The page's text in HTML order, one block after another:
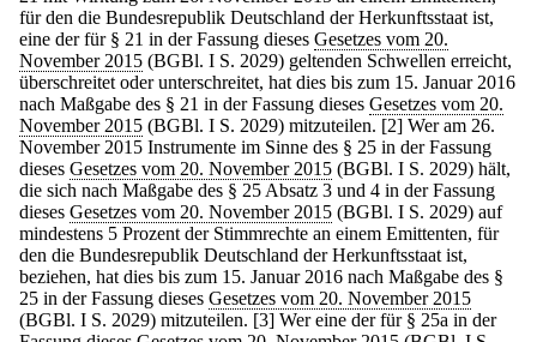
für den die Bundesrepublik Deutschland der Herkunftsstaat ist,
eine der für § 21 in der Fassung dieses Gesetzes vom 20.
November 2015 (BGBl. I S. 2029) geltenden Schwellen erreicht,
überschreitet oder unterschreitet, hat dies bis zum 15. Januar 2016
nach Maßgabe des § 21 in der Fassung dieses Gesetzes vom 20.
November 2015 (BGBl. I S. 2029) mitzuteilen. [2] Wer am 26.
November 2015 Instrumente im Sinne des § 25 in der Fassung
dieses Gesetzes vom 20. November 2015 (BGBl. I S. 2029) hält,
die sich nach Maßgabe des § 25 Absatz 3 und 4 in der Fassung
dieses Gesetzes vom 20. November 2015 (BGBl. I S. 2029) auf
mindestens 5 Prozent der Stimmrechte an einem Emittenten, für
den die Bundesrepublik Deutschland der Herkunftsstaat ist,
beziehen, hat dies bis zum 15. Januar 2016 nach Maßgabe des §
25 in der Fassung dieses Gesetzes vom 20. November 2015
(BGBl. I S. 2029) mitzuteilen. [3] Wer eine der für § 25a in der